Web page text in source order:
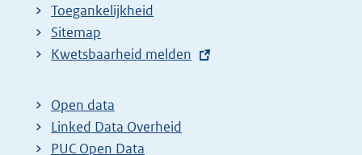
Toegankelijkheid
Sitemap
E
t
e
r
Kwetsbaarheid melden
Open data
Linked Data Overheid
PUC Open Data